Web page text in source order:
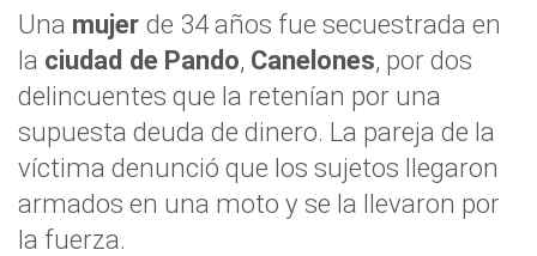
Una mujer de 34 años fue secuestrada en
la ciudad de Pando, Canelones, por dos
delincuentes que la retenían por una
supuesta deuda de dinero. La pareja de la
víctima denunció que los sujetos llegaron
armados en una moto y se la llevaron por
la fuerza.